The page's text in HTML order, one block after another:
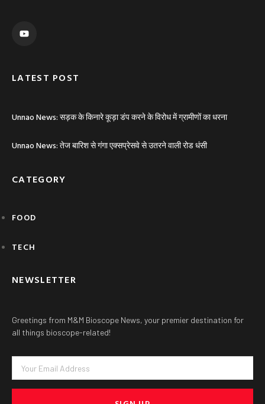
u
LATEST POST
Unnao News: सड़क के किनारे कूड़ा डंप करने के विरोध में ग्रामीणों का धरना
Unnao News: तेज बारिश से गंगा एक्सप्रेसवे से उतरने वाली रोड धंसी
CATEGORY
FOOD
TECH
NEWSLETTER
Greetings from M&M Bioscope News, your premier destination for
all things bioscope-related!
Email